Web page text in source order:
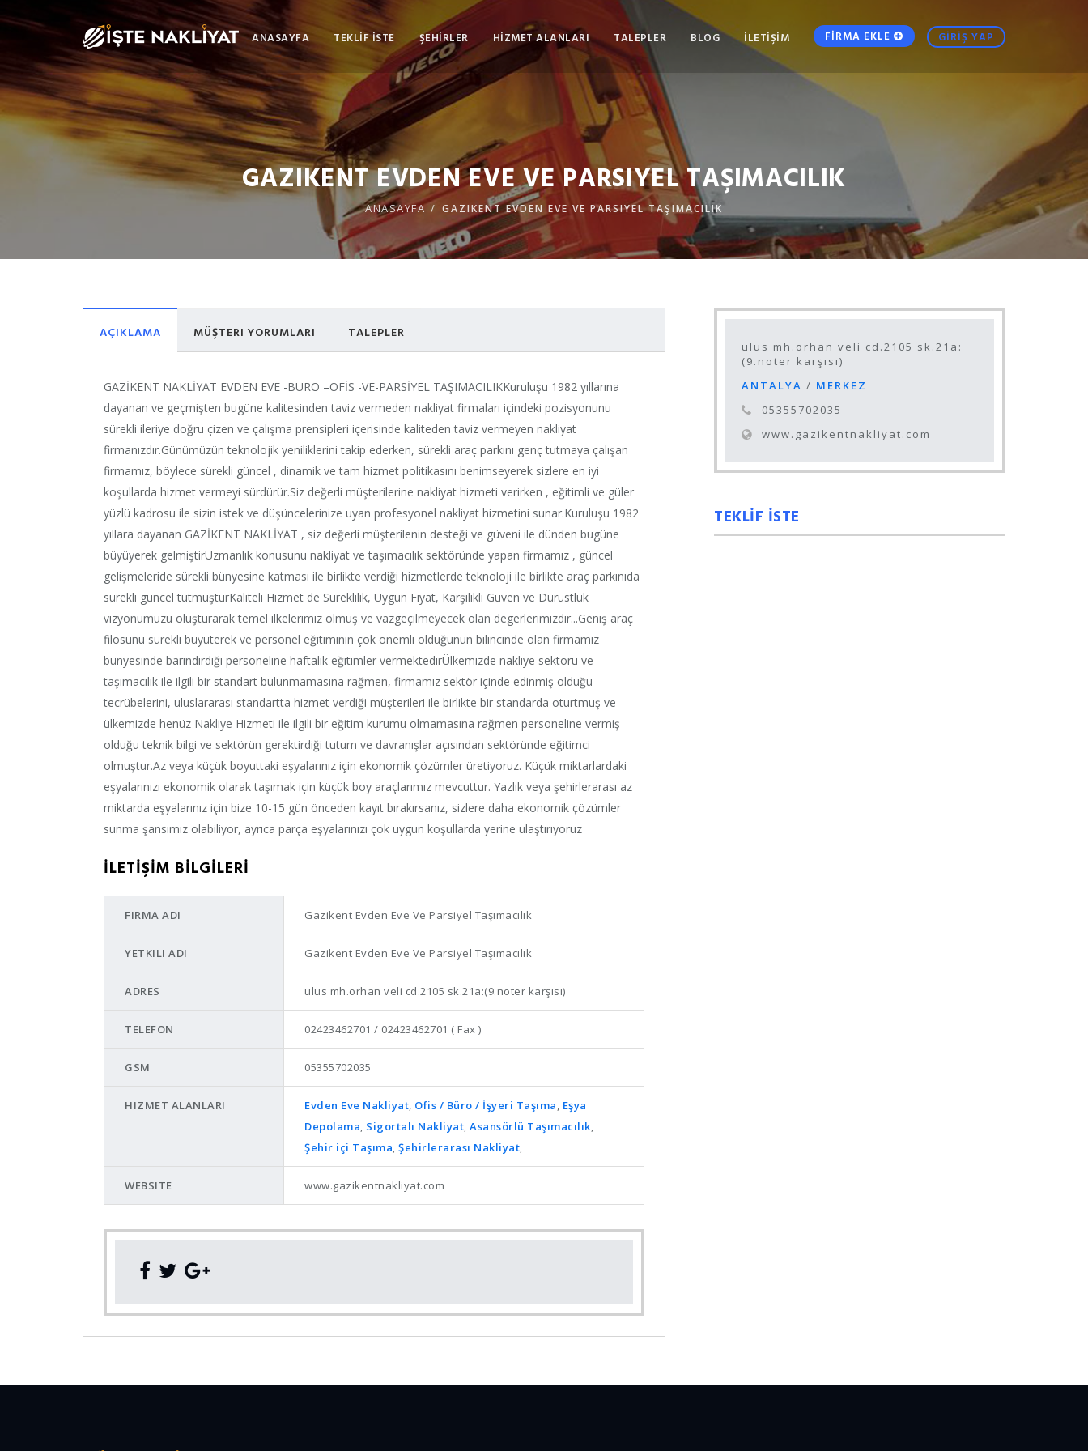
ANASAYFA TEKLİF İSTE ŞEHİRLER HİZMET ALANLARI TALEPLER BLOG İLETİŞİM FİRMA EKLE GİRİŞ YAP
GAZIKENT EVDEN EVE VE PARSIYEL TAŞIMACILIK
ANASAYFA GAZIKENT EVDEN EVE VE PARSIYEL TAŞIMACILIK
AÇIKLAMA MÜŞTERI YORUMLARI TALEPLER
GAZİKENT NAKLİYAT EVDEN EVE -BÜRO –OFİS -VE-PARSİYEL TAŞIMACILIKKuruluşu 1982 yıllarına
dayanan ve geçmişten bugüne kalitesinden taviz vermeden nakliyat firmaları içindeki pozisyonunu
sürekli ileriye doğru çizen ve çalışma prensipleri içerisinde kaliteden taviz vermeyen nakliyat
firmanızdır.Günümüzün teknolojik yeniliklerini takip ederken, sürekli araç parkını genç tutmaya çalışan
firmamız, böylece sürekli güncel , dinamik ve tam hizmet politikasını benimseyerek sizlere en iyi
koşullarda hizmet vermeyi sürdürür.Siz değerli müşterilerine nakliyat hizmeti verirken , eğitimli ve güler
yüzlü kadrosu ile sizin istek ve düşüncelerinize uyan profesyonel nakliyat hizmetini sunar.Kuruluşu 1982
yıllara dayanan GAZİKENT NAKLİYAT , siz değerli müşterilenin desteği ve güveni ile dünden bugüne
büyüyerek gelmiştirUzmanlık konusunu nakliyat ve taşımacılık sektöründe yapan firmamız , güncel
gelişmeleride sürekli bünyesine katması ile birlikte verdiği hizmetlerde teknoloji ile birlikte araç parkınıda
sürekli güncel tutmuşturKaliteli Hizmet de Süreklilik, Uygun Fiyat, Karşilikli Güven ve Dürüstlük
vizyonumuzu oluşturarak temel ilkelerimiz olmuş ve vazgeçilmeyecek olan degerlerimizdir...Geniş araç
filosunu sürekli büyüterek ve personel eğitiminin çok önemli olduğunun bilincinde olan firmamız
bünyesinde barındırdığı personeline haftalık eğitimler vermektedirÜlkemizde nakliye sektörü ve
taşımacılık ile ilgili bir standart bulunmamasına rağmen, firmamız sektör içinde edinmiş olduğu
tecrübelerini, uluslararası standartta hizmet verdiği müşterileri ile birlikte bir standarda oturtmuş ve
ülkemizde henüz Nakliye Hizmeti ile ilgili bir eğitim kurumu olmamasına rağmen personeline vermiş
olduğu teknik bilgi ve sektörün gerektirdiği tutum ve davranışlar açısından sektöründe eğitimci
olmuştur.Az veya küçük boyuttaki eşyalarınız için ekonomik çözümler üretiyoruz. Küçük miktarlardaki
eşyalarınızı ekonomik olarak taşımak için küçük boy araçlarımız mevcuttur. Yazlık veya şehirlerarası az
miktarda eşyalarınız için bize 10-15 gün önceden kayıt bırakırsanız, sizlere daha ekonomik çözümler
sunma şansımız olabiliyor, ayrıca parça eşyalarınızı çok uygun koşullarda yerine ulaştırıyoruz
İLETİŞİM BİLGİLERİ
FIRMA ADI Gazikent Evden Eve Ve Parsiyel Taşımacılık
YETKILI ADI Gazikent Evden Eve Ve Parsiyel Taşımacılık
ADRES ulus mh.orhan veli cd.2105 sk.21a:(9.noter karşısı)
TELEFON 02423462701 / 02423462701 ( Fax )
GSM 05355702035
HIZMET ALANLARI Evden Eve Nakliyat, Ofis / Büro / İşyeri Taşıma, Eşya
Depolama, Sigortalı Nakliyat, Asansörlü Taşımacılık,
Şehir içi Taşıma, Şehirlerarası Nakliyat,
WEBSITE www.gazikentnakliyat.com
ulus mh.orhan veli cd.2105 sk.21a:
(9.noter karşısı)
ANTALYA / MERKEZ
05355702035
www.gazikentnakliyat.com
TEKLİF İSTE